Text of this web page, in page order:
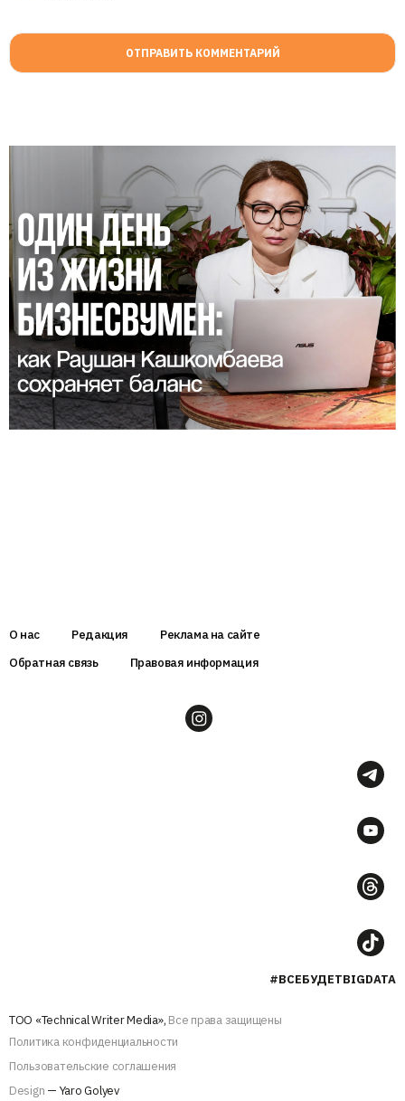
О нас Редакция
Реклама на сайте
Обратная связь
Правовая информация
#ВСЕБУДЕТBIGDATA
ТОО «Technical Writer Media», Все права защищены
Политика конфиденциальности
Пользовательские соглашения
Design — Yaro Golyev